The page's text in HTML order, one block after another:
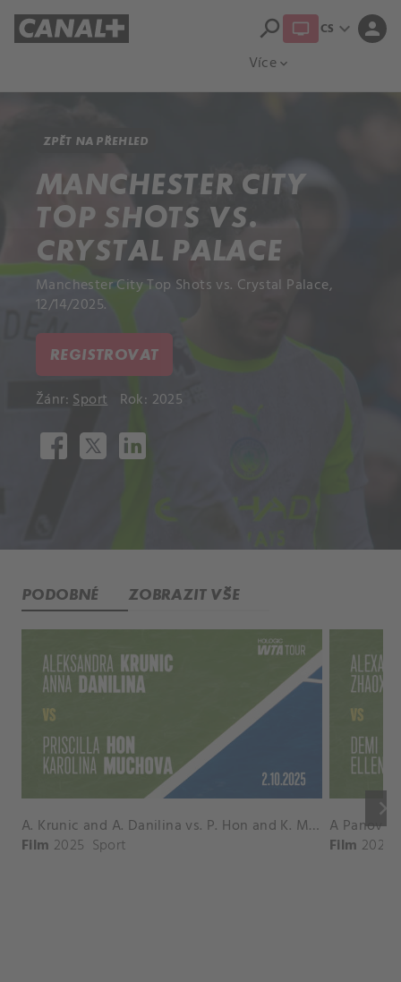
Více expand_more
search CS expand_more person
ZPĚT NA PŘEHLED
MANCHESTER CITY
TOP SHOTS VS.
CRYSTAL PALACE
Manchester City Top Shots vs. Crystal Palace,
12/14/2025.
REGISTROVAT
Žánr:Sport Rok: 2025
PODOBNÉ ZOBRAZIT VŠE
keyboard_arrow_right
A. Krunic and A. Danilina vs. P. Hon and K. Muchova Match Highlights - BEIJING_Capital Group Diamond ( October 02, 2025)
Film 2025 Sport Film 2026